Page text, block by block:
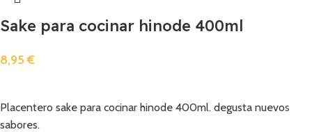
Sake para cocinar hinode 400ml
8,95€
Placentero sake para cocinar hinode 400ml. degusta nuevos
sabores.